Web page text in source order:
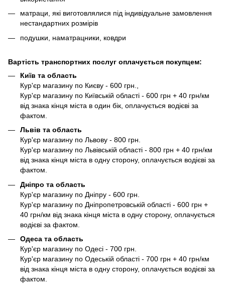
матраци, які виготовлялися під індивідуальне замовлення
нестандартних розмірів
подушки, наматрацники, ковдри
Вартість транспортних послуг оплачується покупцем:
Київ та область
Кур'єр магазину по Києву - 600 грн.,
Кур'єр магазину по Київській області - 600 грн + 40 грн/км
від знака кінця міста в один бік, оплачується водієві за
фактом.
Львів та область
Кур'єр магазину по Львову - 800 грн.
Кур'єр магазину по Львівській області - 800 грн + 40 грн/км
від знака кінця міста в одну сторону, оплачується водієві за
фактом.
Дніпро та область
Кур'єр магазину по Дніпру - 600 грн.
Кур'єр магазину по Дніпропетровській області - 600 грн +
40 грн/км від знака кінця міста в одну сторону, оплачується
водієві за фактом.
Одеса та область
Кур'єр магазину по Одесі - 700 грн.
Кур'єр магазину по Одеській області - 700 грн + 40 грн/км
від знака кінця міста в одну сторону, оплачується водієві за
фактом.